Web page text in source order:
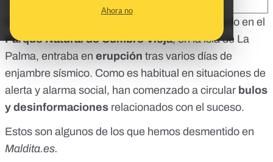
Ahora no
volcán ubicado en el
Parque Natural de Cumbre Vieja, en la isla de La
Palma, entraba en erupción tras varios días de
enjambre sísmico. Como es habitual en situaciones de
alerta y alarma social, han comenzado a circular bulos
y desinformaciones relacionados con el suceso.
Estos son algunos de los que hemos desmentido en
Maldita.es.